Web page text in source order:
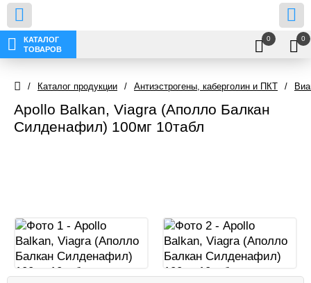
КАТАЛОГ
ТОВАРОВ
0 0
/ Каталог продукции / Антиэстрогены, каберголин и ПКТ /
Apollo Balkan, Viagra (Аполло Балкан
Силденафил) 100мг 10табл